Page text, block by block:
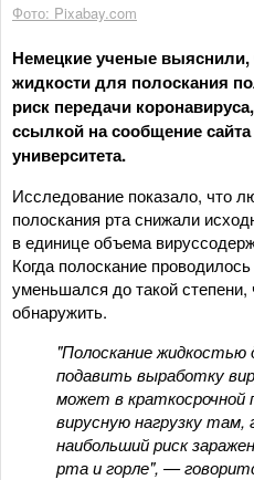
Фото: Pixabay.com
Немецкие ученые выяснили,
жидкости для полоскания
риск передачи
ссылкой на сообщение
университета.
Исследование показало, что
полоскания рта снижали
в единице объема
Когда полоскание
уменьшался до такой
обнаружить.
"Полоскание
подавить выработку
может в краткосрочной
вирусную нагрузку там,
наибольший риск
рта и горле", —